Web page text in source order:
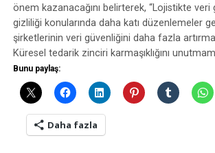
önem kazanacağını belirterek, “Lojistikte veri
gizliliği konularında daha katı düzenlemeler
şirketlerinin veri güvenliğini daha fazla
Küresel tedarik zinciri karmaşıklığını
Bunu paylaş:
Daha fazla